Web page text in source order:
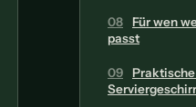
08
Für wen
passt
09
Serviergeschirr